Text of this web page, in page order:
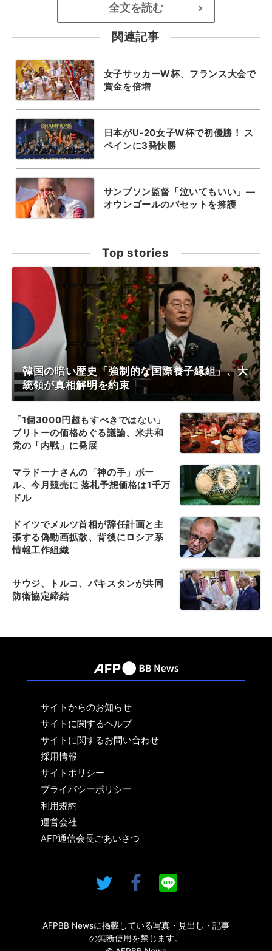
全文を読む >
関連記事
女子サッカーW杯、フランス大会で
賞金を倍増
日本がU-20女子W杯で初優勝！ ス
ペインに3発快勝
サンプソン監督「泣いてもいい」―
オウンゴールのバセットを擁護
Top stories
韓国の暗い歴史「強制的な国際養子縁組」、大
統領が真相解明を約束
「1個3000円超もすべきではない」
ブリトーの価格めぐる議論、米共和
党の「内戦」に発展
マラドーナさんの「神の手」ボー
ル、今月競売に 落札予想価格は1千万
ドル
ドイツでメルツ首相が辞任計画と主
張する偽動画拡散、背後にロシア系
情報工作組織
サウジ、トルコ、パキスタンが共同
防衛協定締結
サイトからのお知らせ
サイトに関するヘルプ
サイトに関するお問い合わせ
採用情報
サイトポリシー
プライバシーポリシー
利用規約
運営会社
AFP通信会長ごあいさつ
AFPBB Newsに掲載している写真・見出し・記事
の無断使用を禁じます。